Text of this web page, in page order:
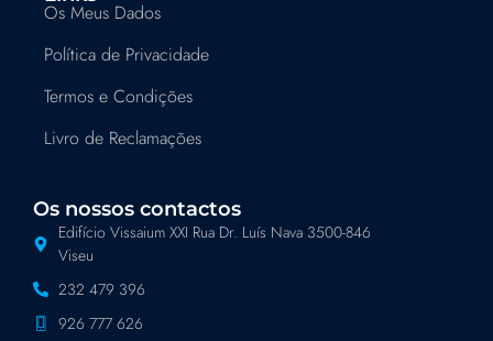
Os Meus Dados
Política de Privacidade
Termos e Condições
Livro de Reclamações
Os nossos contactos
Edifício Vissaium XXI Rua Dr. Luís Nava 3500-846
Viseu
232 479 396
926 777 626